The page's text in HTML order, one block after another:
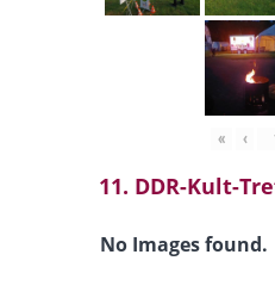
« ‹
11. DDR-Kult-
No Images found.